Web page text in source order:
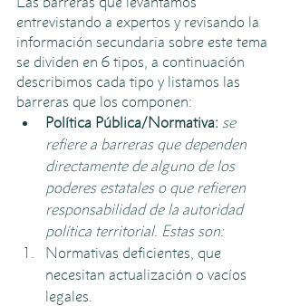
entrevistando a expertos y revisando la
información secundaria sobre este tema
se dividen en 6 tipos, a continuación
describimos cada tipo y listamos las
barreras que los componen:
Política Pública/Normativa: se
refiere a barreras que dependen
directamente de alguno de los
poderes estatales o que refieren
responsabilidad de la autoridad
política territorial. Estas son:
Normativas deficientes, que
necesitan actualización o vacíos
legales.